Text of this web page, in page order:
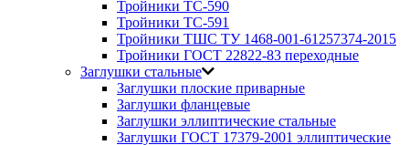
Тройники ТС-590
Тройники ТС-591
Тройники ТШС ТУ 1468-001-61257374-2015
Тройники ГОСТ 22822-83 переходные
Заглушки стальные
Заглушки плоские приварные
Заглушки фланцевые
Заглушки эллиптические стальные
Заглушки ГОСТ 17379-2001 эллиптические